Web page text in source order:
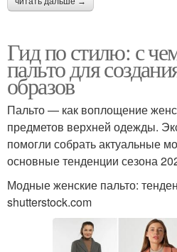
Гид по стилю: с
пальто для
образов
Пальто — как воплощение
предметов верхней одежды.
помогли собрать актуальные
основные тенденции сезона
Модные женские пальто:
shutterstock.com